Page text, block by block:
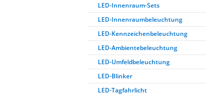
LED-Innenraum-Sets
LED-Innenraumbeleuchtung
LED-Kennzeichenbeleuchtung
LED-Ambientebeleuchtung
LED-Umfeldbeleuchtung
LED-Blinker
LED-Tagfahrlicht